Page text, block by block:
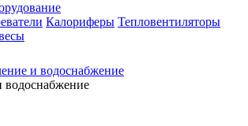
Калориферы Тепловентиляторы
и водоснабжение
водоснабжение